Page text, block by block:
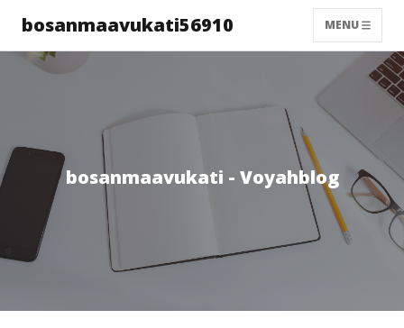
bosanmaavukati56910 MENU
bosanmaavukati - Voyahblog